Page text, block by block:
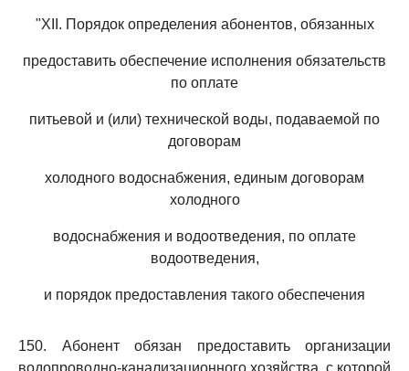
"XII. Порядок определения абонентов, обязанных
предоставить обеспечение исполнения обязательств
по оплате
питьевой и (или) технической воды, подаваемой по
договорам
холодного водоснабжения, единым договорам
холодного
водоснабжения и водоотведения, по оплате
водоотведения,
и порядок предоставления такого обеспечения
150. Абонент обязан предоставить организации
водопроводно-канализационного хозяйства, с которой